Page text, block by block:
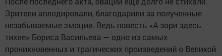
Зрители аплодировали, благодарили за полученные
незабываемые эмоции. Ведь повесть «А зори здесь
тихие» Бориса Васильева — одно из самых
проникновенных и трагических произведений о Великой